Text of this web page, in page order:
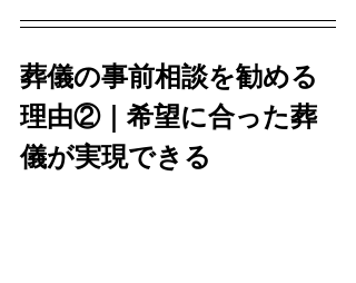
葬儀の事前相談を勧める
理由②｜希望に合った葬
儀が実現できる